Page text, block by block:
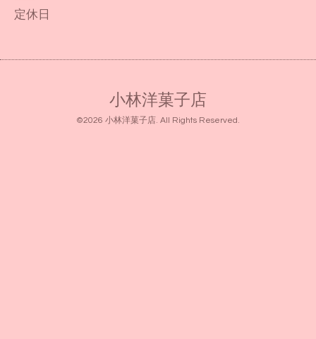
定休日
小林洋菓子店
©2026 小林洋菓子店. All Rights Reserved.